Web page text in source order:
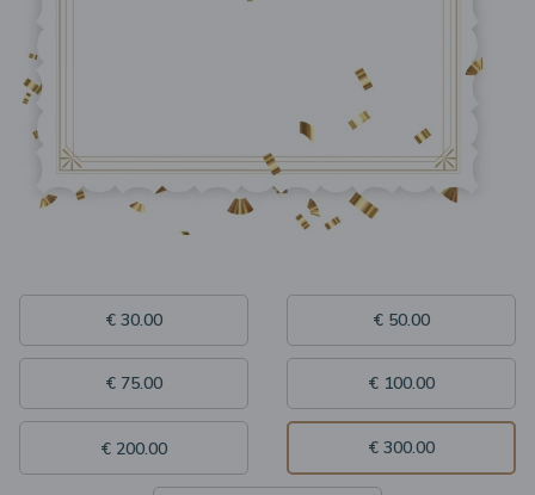
€ 30.00 € 50.00
€ 75.00 € 100.00
€ 200.00 € 300.00